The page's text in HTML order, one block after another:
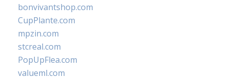
bonvivantshop.com
CupPlante.com
mpzin.com
stcreal.com
PopUpFlea.com
valueml.com